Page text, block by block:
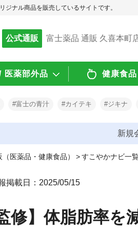
ジナル商品を販売しているサイトです。
公式通販 富士薬品 通販 久喜本町
医薬部外品 健康食
#富士の青汁 #カイテキ #ジキナ
新規
医薬品・健康食品） >すこやかナビ一
掲載日：2025/05/15
修】体脂肪率